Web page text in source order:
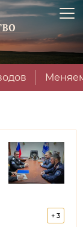
+ 3